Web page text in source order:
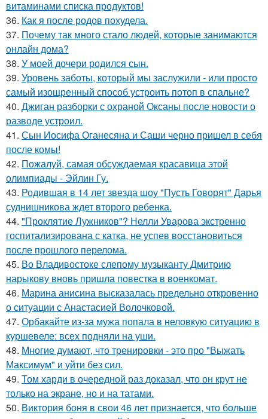
витаминами списка продуктов!
36. Как я после родов похудела.
37. Почему так много стало людей, которые занимаются
онлайн дома?
38. У моей дочери родился сын.
39. Уровень заботы, который мы заслужили - или просто
самый изощренный способ устроить потоп в спальне?
40. Джиган разборки с охраной Оксаны после новости о
разводе устроил.
41. Сын Иосифа Оганесяна и Саши черно пришел в себя
после комы!
42. Пожалуй, самая обсуждаемая красавица этой
олимпиады - Эйлин Гу.
43. Родившая в 14 лет звезда шоу "Пусть Говорят" Дарья
суднишникова ждет второго ребенка.
44. "Проклятие Лужников"? Нелли Уварова экстренно
госпитализирована с катка, не успев восстановиться
после прошлого перелома.
45. Во Владивостоке слепому музыканту Дмитрию
нарыкову вновь пришла повестка в военкомат.
46. Марина анисина высказалась предельно откровенно
о ситуации с Анастасией Волочковой.
47. Орбакайте из-за мужа попала в неловкую ситуацию в
куршевеле: всех подняли на уши.
48. Многие думают, что тренировки - это про "Выжать
Максимум" и уйти без сил.
49. Том харди в очередной раз доказал, что он крут не
только на экране, но и на татами.
50. Виктория боня в свои 46 лет признается, что больше